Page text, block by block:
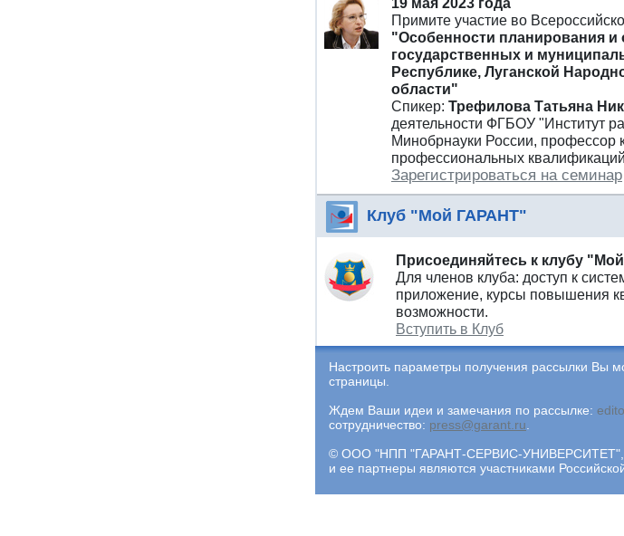
Примите участие во
"Особенности планирования и
государственных и
Республике, Луганской
области"
Спикер: Трефилова Татьяна
деятельности ФГБОУ "Институт
Минобрнауки России,
профессиональных
Зарегистрироваться на семинар
Клуб "Мой ГАРАНТ"
Присоединяйтесь к клубу
Для членов клуба: доступ к
приложение, курсы повышения
возможности.
Вступить в Клуб
Настроить параметры получения рассылки Вы
страницы.
Ждем Ваши идеи и замечания по рассылке:
сотрудничество: press@garant.ru
© ООО "НПП "ГАРАНТ-СЕРВИС-УНИВЕРСИТЕТ",
и ее партнеры являются участниками